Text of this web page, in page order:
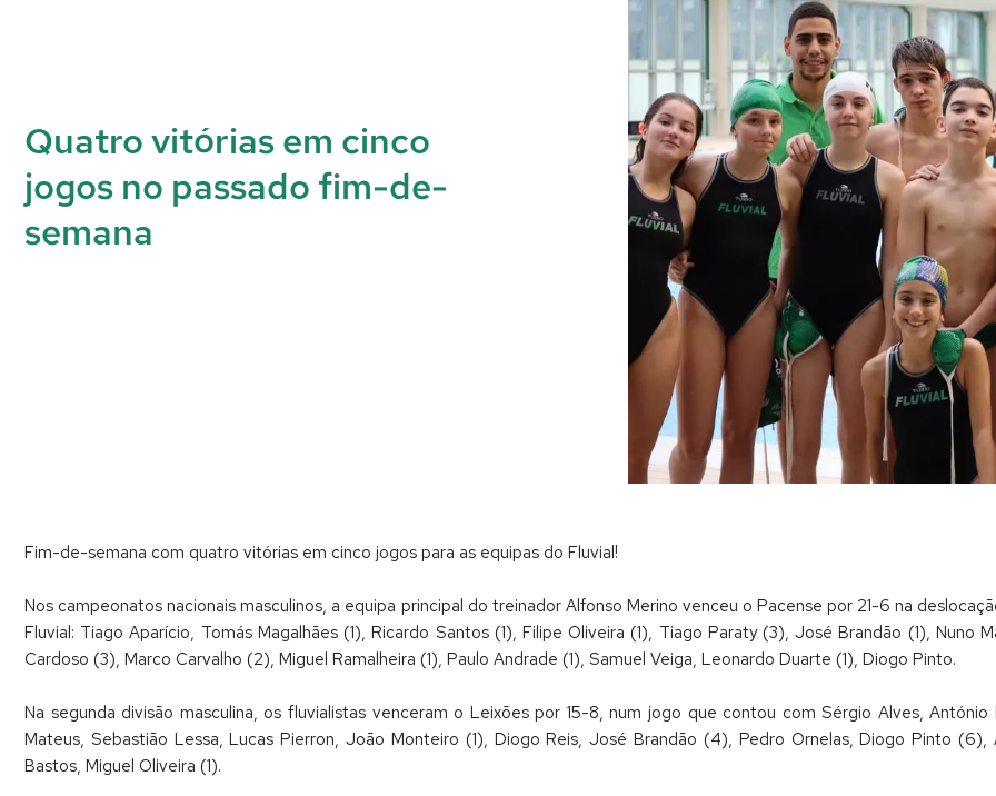
Quatro vitórias em cinco
jogos no passado fim-de-
semana
Fim-de-semana com quatro vitórias em cinco jogos para as equipas do Fluvial!
Nos campeonatos nacionais masculinos, a equipa principal do treinador Alfonso Merino venceu o Pacense por 21-6 na
Fluvial: Tiago Aparício, Tomás Magalhães (1), Ricardo Santos (1), Filipe Oliveira (1), Tiago Paraty (3), José Brandão (1), Nuno
Cardoso (3), Marco Carvalho (2), Miguel Ramalheira (1), Paulo Andrade (1), Samuel Veiga, Leonardo Duarte (1), Diogo Pinto.
Na segunda divisão masculina, os fluvialistas venceram o Leixões por 15-8, num jogo que contou com Sérgio Alves, António
Mateus, Sebastião Lessa, Lucas Pierron, João Monteiro (1), Diogo Reis, José Brandão (4), Pedro Ornelas, Diogo Pinto (6),
Bastos, Miguel Oliveira (1).